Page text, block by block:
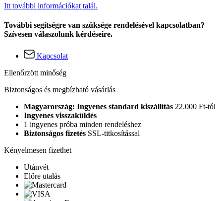
Itt további információkat talál.
További segítségre van szüksége rendelésével kapcsolatban?
Szívesen válaszolunk kérdéseire.
Kapcsolat
Ellenőrzött minőség
Biztonságos és megbízható vásárlás
Magyarország: Ingyenes standard kiszállítás 22.000 Ft-tól
Ingyenes visszaküldés
1 ingyenes próba minden rendeléshez
Biztonságos fizetés SSL-titkosítással
Kényelmesen fizethet
Utánvét
Előre utalás